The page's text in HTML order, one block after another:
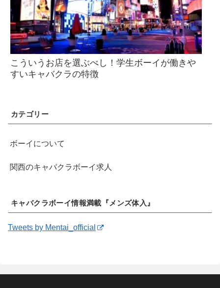
こういうお店を選ぶべし！学生ボーイが働きや
すいキャバクラの特徴
カテゴリー
ボーイについて
関西のキャバクラボーイ求人
キャバクラボーイ情報満載『メンズ体入』
Tweets by Mentai_official